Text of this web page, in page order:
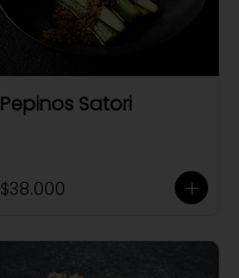
Pepinos Satori
$38.000